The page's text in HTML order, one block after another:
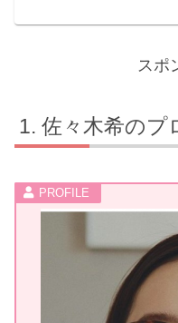
スポ
佐々木希のプ